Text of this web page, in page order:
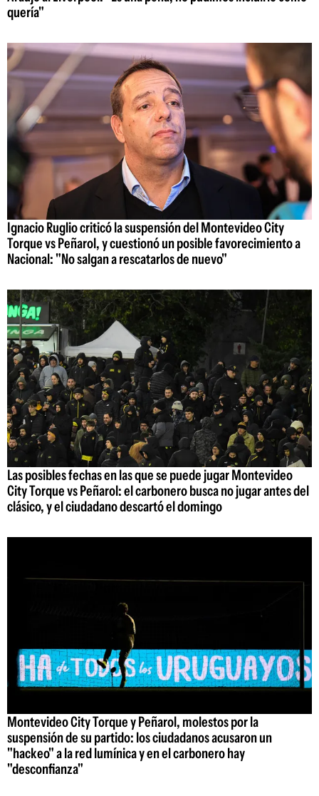
quería"
Ignacio Ruglio criticó la suspensión del Montevideo City
Torque vs Peñarol, y cuestionó un posible favorecimiento a
Nacional: "No salgan a rescatarlos de nuevo"
Las posibles fechas en las que se puede jugar Montevideo
City Torque vs Peñarol: el carbonero busca no jugar antes del
clásico, y el ciudadano descartó el domingo
Montevideo City Torque y Peñarol, molestos por la
suspensión de su partido: los ciudadanos acusaron un
"hackeo" a la red lumínica y en el carbonero hay
"desconfianza"